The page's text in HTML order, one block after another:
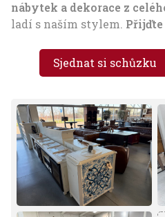
nábytek a dekorace z
ladí s naším stylem.
Sjednat si schůzku